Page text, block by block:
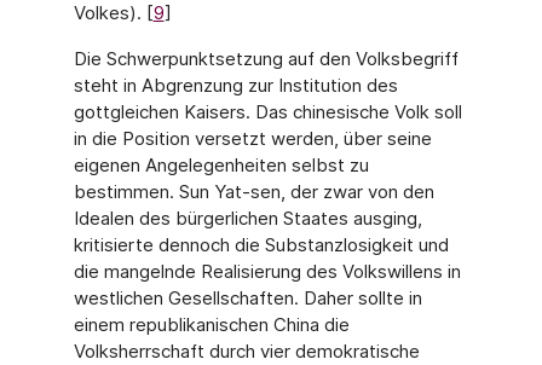
Volkes). [9]
Die Schwerpunktsetzung auf den Volksbegriff
steht in Abgrenzung zur Institution des
gottgleichen Kaisers. Das chinesische Volk soll
in die Position versetzt werden, über seine
eigenen Angelegenheiten selbst zu
bestimmen. Sun Yat-sen, der zwar von den
Idealen des bürgerlichen Staates ausging,
kritisierte dennoch die Substanzlosigkeit und
die mangelnde Realisierung des Volkswillens in
westlichen Gesellschaften. Daher sollte in
einem republikanischen China die
Volksherrschaft durch vier demokratische